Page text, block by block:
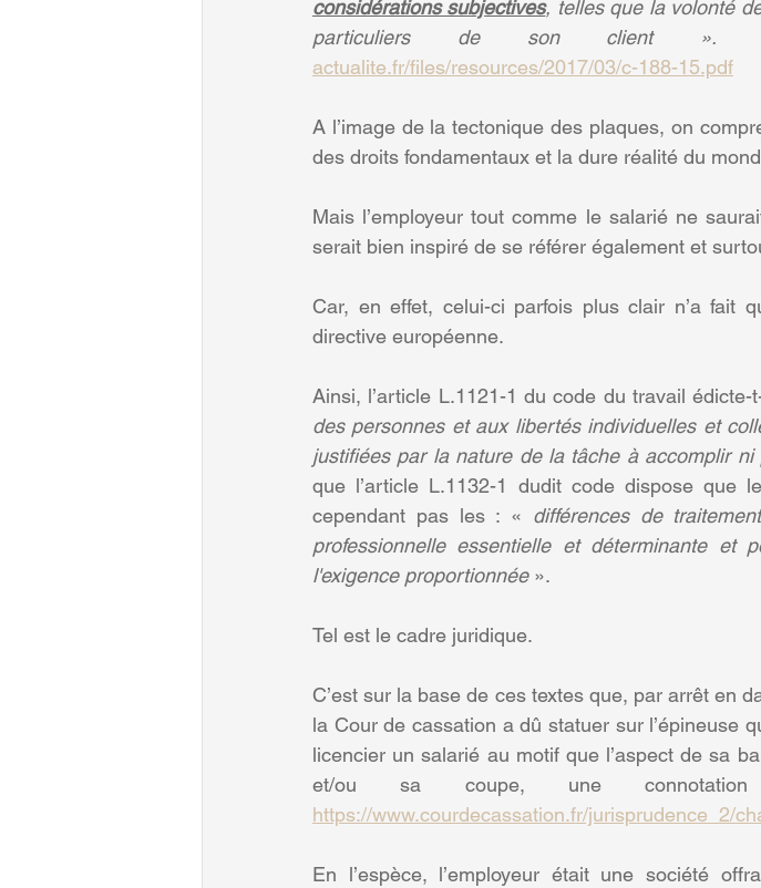
considérations subjectives, telles que la volonté
particuliers de son client ».
actualite.fr/files/resources/2017/03/c-188-15.pdf
A l’image de la tectonique des plaques, on
des droits fondamentaux et la dure réalité du
Mais l’employeur tout comme le salarié ne
serait bien inspiré de se référer également et
Car, en effet, celui-ci parfois plus clair n’a fait
directive européenne.
Ainsi, l’article L.1121-1 du code du travail édicte-
des personnes et aux libertés individuelles et
justifiées par la nature de la tâche à accomplir
que l’article L.1132-1 dudit code dispose que
cependant pas les : « différences de
professionnelle essentielle et déterminante et
l'exigence proportionnée ».
Tel est le cadre juridique.
C’est sur la base de ces textes que, par arrêt en
la Cour de cassation a dû statuer sur l’épineuse
licencier un salarié au motif que l’aspect de sa
https://www.courdecassation.fr/jurisprudence_2/
En l’espèce, l’employeur était une société